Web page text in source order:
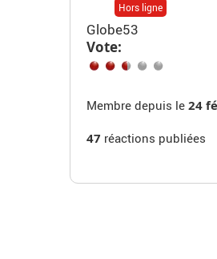
Hors ligne
Globe53
Vote:
Membre depuis le 24
47 réactions publiées